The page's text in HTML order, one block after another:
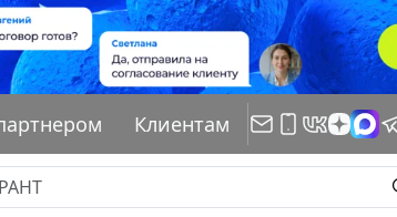
Клиентам